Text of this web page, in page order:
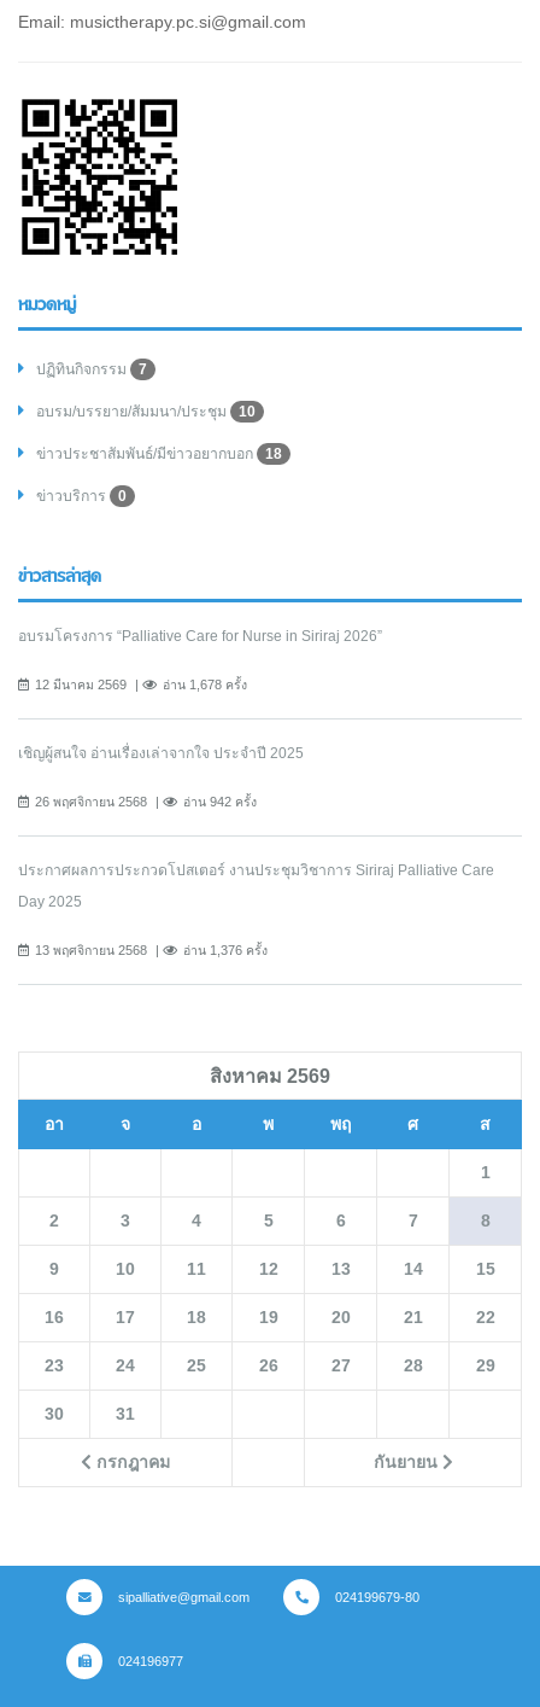
Email: musictherapy.pc.si@gmail.com
หมวดหมู่
ปฏิทินกิจกรรม 7
อบรม/บรรยาย/สัมมนา/ประชุม 10
ข่าวประชาสัมพันธ์/มีข่าวอยากบอก 18
ข่าวบริการ 0
ข่าวสารล่าสุด
อบรมโครงการ “Palliative Care for Nurse in Siriraj 2026”
12 มีนาคม 2569 อ่าน 1,678 ครั้ง
เชิญผู้สนใจ อ่านเรื่องเล่าจากใจ ประจำปี 2025
26 พฤศจิกายน 2568 อ่าน 942 ครั้ง
ประกาศผลการประกวดโปสเตอร์ งานประชุมวิชาการ Siriraj Palliative Care
Day 2025
13 พฤศจิกายน 2568 อ่าน 1,376 ครั้ง
สิงหาคม 2569
อา จ อ พ พฤ ศ ส
กรกฎาคม กันยายน
1
2 3 4 5 6 7 8
9 10 11 12 13 14 15
16 17 18 19 20 21 22
23 24 25 26 27 28 29
30 31
sipalliative@gmail.com 024199679-80
024196977